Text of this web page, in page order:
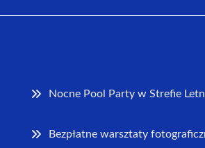
Nocne Pool Party w Strefie
Bezpłatne warsztaty